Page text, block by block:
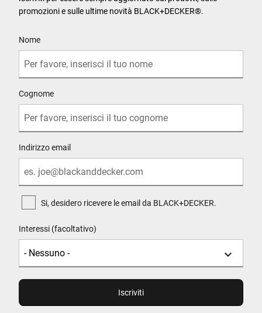
promozioni e sulle ultime novità BLACK+DECKER®.
Nome
Cognome
Indirizzo email
Si, desidero ricevere le email da BLACK+DECKER.
Interessi (facoltativo)